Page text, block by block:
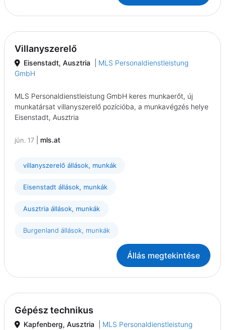
Villanyszerelő
Eisenstadt, Ausztria
MLS Personaldienstleistung
GmbH
MLS Personaldienstleistung GmbH keres munkaerőt, új
munkatársat villanyszerelő pozícióba, a munkavégzés helye
Eisenstadt, Ausztria
jún. 17 mls.at
villanyszerelő állások, munkák
Eisenstadt állások, munkák
Ausztria állások, munkák
Burgenland állások, munkák
Állás megtekintése
Gépész technikus
Kapfenberg, Ausztria
MLS Personaldienstleistung